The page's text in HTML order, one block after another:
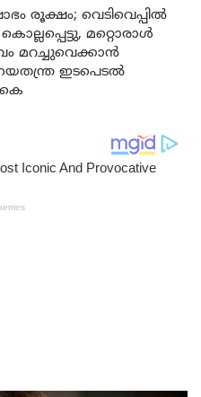
രൂക്ഷം; വെടിവെപ്പിൽ
മറ്റൊരാൾ
മറച്ചുവെക്കാൻ
ഇടപെടൽ